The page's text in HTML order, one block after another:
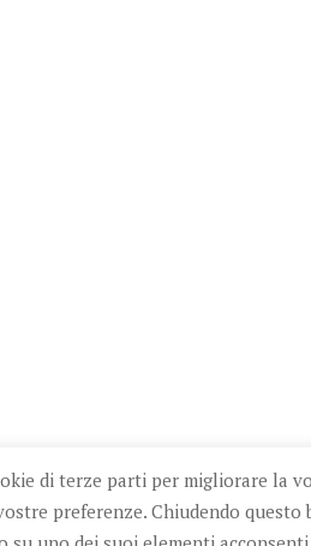
di terze parti per migliorare la
preferenze. Chiudendo questo